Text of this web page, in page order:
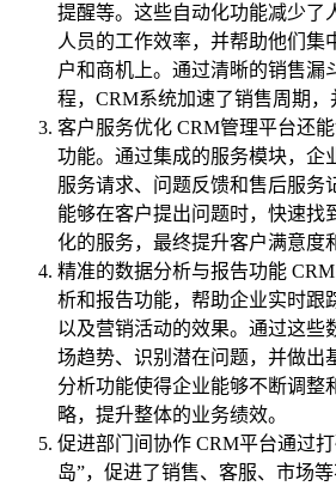
提醒等。这些自动化功能减少了
人员的工作效率，并帮助他们集
户和商机上。通过清晰的销售漏
程，CRM系统加速了销售周期，
客户服务优化 CRM管理平台还
功能。通过集成的服务模块，企
服务请求、问题反馈和售后服务
能够在客户提出问题时，快速找
化的服务，最终提升客户满意度
精准的数据分析与报告功能
析和报告功能，帮助企业实时跟
以及营销活动的效果。通过这些
场趋势、识别潜在问题，并做出
分析功能使得企业能够不断调整
略，提升整体的业务绩效。
促进部门间协作 CRM平台通过
岛”，促进了销售、客服、市场